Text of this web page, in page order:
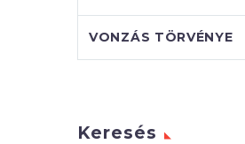
VONZÁS TÖRVÉNYE
Keresés